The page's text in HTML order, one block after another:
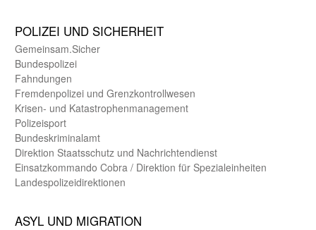
POLIZEI UND SICHER­HEIT
Gemein­sam.Sicher
Bundes­polizei
Fahndungen
Fremdenpolizei und Grenzkontrollwesen
Krisen- und Katastrophen­management
Polizeisport
Bundes­kriminal­amt
Direktion Staats­schutz und Nach­richten­dienst
Einsatz­kommando Cobra / Direktion für Spezialeinheiten
Landes­polizei­direk­tionen
ASYL UND MIGRA­TION